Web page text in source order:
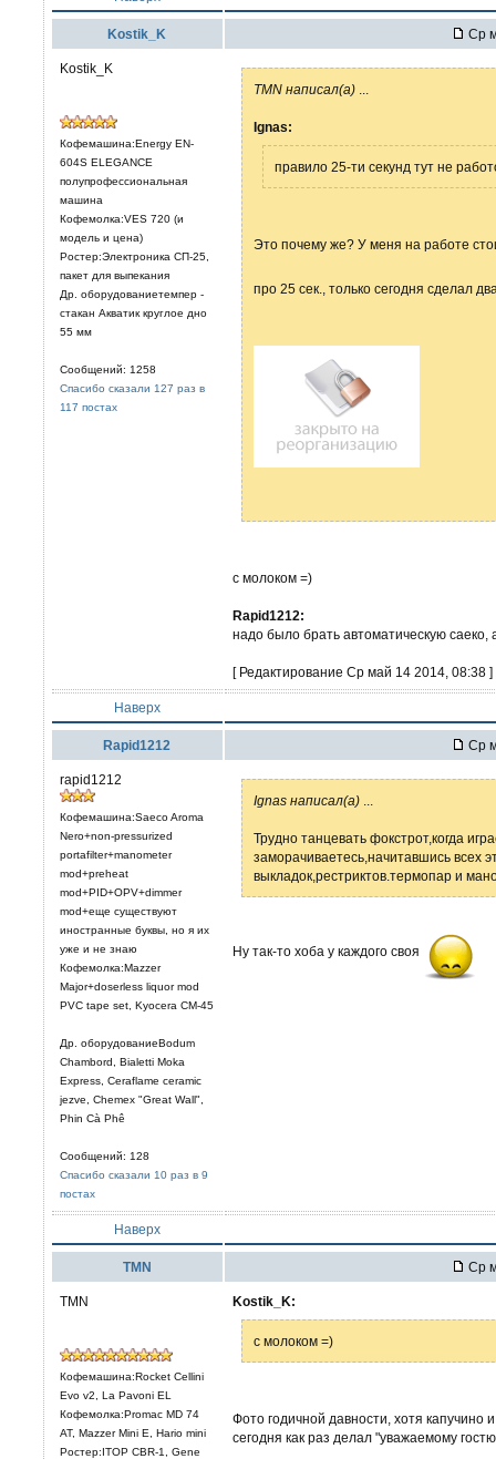
Kostik_K Ср
Kostik_K
Кофемашина:Energy EN-
604S ELEGANCE
полупрофессиональная
машина
Кофемолка:VES 720 (и
модель и цена)
Ростер:Электроника СП-25,
пакет для выпекания
Др. оборудованиетемпер -
стакан Акватик круглое дно
55 мм
Сообщений: 1258
Спасибо сказали 127 раз в
117 постах
TMN написал(а)
Ignas:
правило 25-ти секунд тут не
Это почему же? У меня на работе
про 25 сек., только сегодня сделал
с молоком =)
Rapid1212:
надо было брать автоматическую саеко,
[ Редактирование Ср май 14 2014, 08:38 ]
Наверх
Rapid1212 Ср
rapid1212
Кофемашина:Saeco Aroma
Nero+non-pressurized
portafilter+manometer
mod+preheat
mod+PID+OPV+dimmer
mod+еще существуют
иностранные буквы, но я их
уже и не знаю
Кофемолка:Mazzer
Major+doserless liquor mod
PVC tape set, Kyocera CM-45
Др. оборудованиеBodum
Chambord, Bialetti Moka
Express, Ceraflame ceramic
jezve, Chemex "Great Wall",
Phin Cà Phê
Сообщений: 128
Спасибо сказали 10 раз в 9
постах
Ignas написал(а)
Трудно танцевать фокстрот,когда
заморачиваетесь,начитавшись всех
выкладок,рестриктов.термопар и
Ну так-то хоба у каждого своя
Наверх
TMN Ср
TMN
Кофемашина:Rocket Cellini
Evo v2, La Pavoni EL
Кофемолка:Promac MD 74
AT, Mazzer Mini E, Hario mini
Ростер:ITOP CBR-1, Gene
Kostik_K:
с молоком =)
Фото годичной давности, хотя капучино
сегодня как раз делал "уважаемому